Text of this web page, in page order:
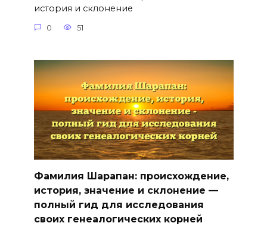
история и склонение
0 51
Фамилия Шарапан: происхождение,
история, значение и склонение —
полный гид для исследования
своих генеалогических корней